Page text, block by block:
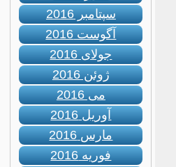
سپتامبر 2016
آگوست 2016
جولای 2016
ژوئن 2016
می 2016
آوریل 2016
مارس 2016
فوریه 2016